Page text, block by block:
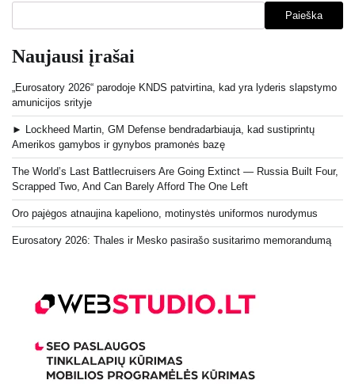
Paieška
Naujausi įrašai
„Eurosatory 2026“ parodoje KNDS patvirtina, kad yra lyderis slapstymo
amunicijos srityje
► Lockheed Martin, GM Defense bendradarbiauja, kad sustiprintų
Amerikos gamybos ir gynybos pramonės bazę
The World’s Last Battlecruisers Are Going Extinct — Russia Built Four,
Scrapped Two, And Can Barely Afford The One Left
Oro pajėgos atnaujina kapeliono, motinystės uniformos nurodymus
Eurosatory 2026: Thales ir Mesko pasirašo susitarimo memorandumą